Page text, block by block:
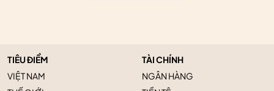
TIÊU ĐIỂM
VIỆT NAM
TÀI CHÍNH
NGÂN HÀNG